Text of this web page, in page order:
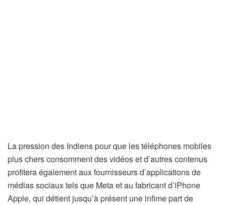
La pression des Indiens pour que les téléphones mobiles
plus chers consomment des vidéos et d’autres contenus
profitera également aux fournisseurs d’applications de
médias sociaux tels que Meta et au fabricant d’iPhone
Apple, qui détient jusqu’à présent une infime part de